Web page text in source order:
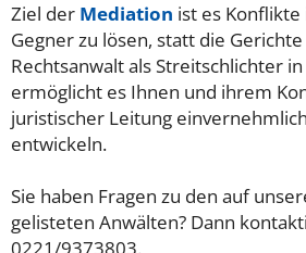
Ziel der Mediation ist es
Gegner zu lösen, statt die
Rechtsanwalt als Streitschlichter
ermöglicht es Ihnen und ihrem
juristischer Leitung
entwickeln.
Sie haben Fragen zu den auf
gelisteten Anwälten? Dann